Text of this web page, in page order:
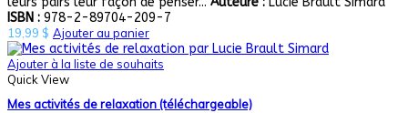
ISBN : 978-2-89704-209-7
19,99 $ Ajouter au panier
Ajouter à la liste de souhaits
Quick View
Mes activités de relaxation (téléchargeable)